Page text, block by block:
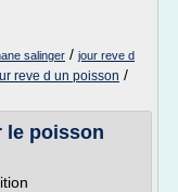
salinger / jour reve d
reve d un poisson /
le poisson